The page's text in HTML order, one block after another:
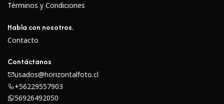
Términos y Condiciones
Habla con nosotros.
Contacto
Contáctanos
usados@horizontalfoto.cl
+56229557903
56926492050